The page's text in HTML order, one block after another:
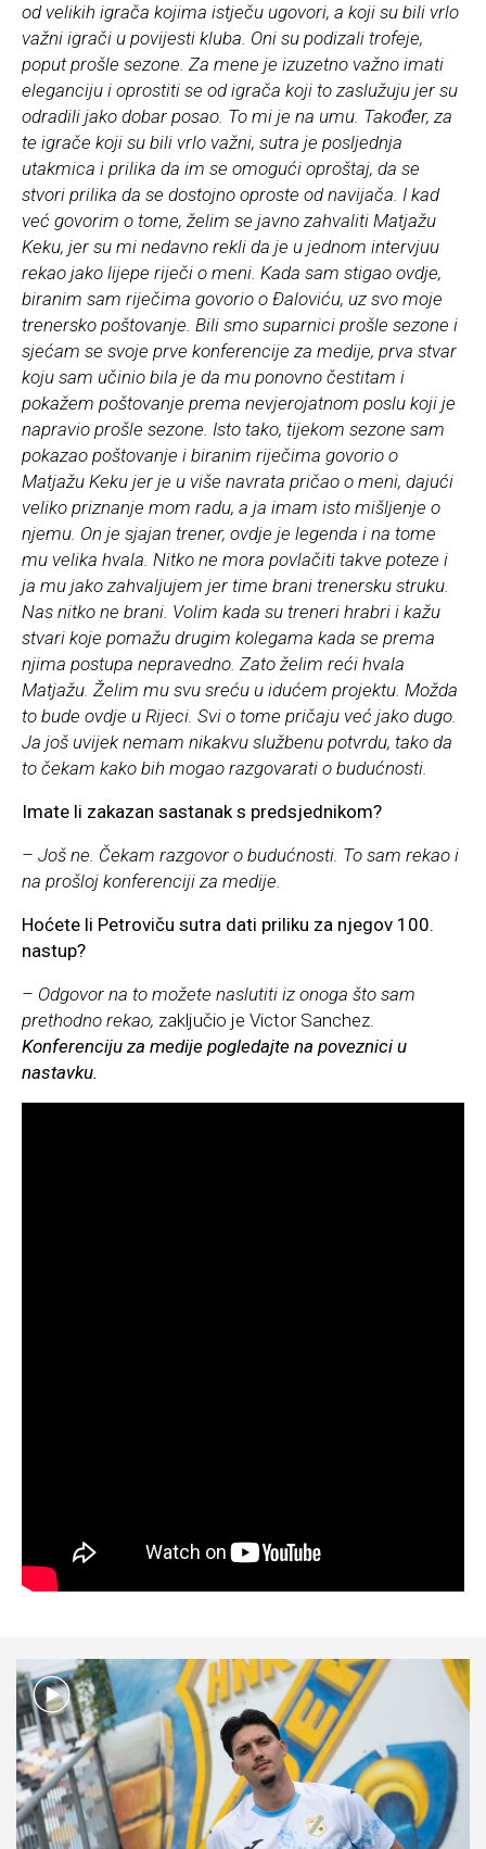
od velikih igrača kojima istječu ugovori, a koji su bili vrlo
važni igrači u povijesti kluba. Oni su podizali trofeje,
poput prošle sezone. Za mene je izuzetno važno imati
eleganciju i oprostiti se od igrača koji to zaslužuju jer su
odradili jako dobar posao. To mi je na umu. Također, za
te igrače koji su bili vrlo važni, sutra je posljednja
utakmica i prilika da im se omogući oproštaj, da se
stvori prilika da se dostojno oproste od navijača. I kad
već govorim o tome, želim se javno zahvaliti Matjažu
Keku, jer su mi nedavno rekli da je u jednom intervjuu
rekao jako lijepe riječi o meni. Kada sam stigao ovdje,
biranim sam riječima govorio o Đaloviću, uz svo moje
trenersko poštovanje. Bili smo suparnici prošle sezone i
sjećam se svoje prve konferencije za medije, prva stvar
koju sam učinio bila je da mu ponovno čestitam i
pokažem poštovanje prema nevjerojatnom poslu koji je
napravio prošle sezone. Isto tako, tijekom sezone sam
pokazao poštovanje i biranim riječima govorio o
Matjažu Keku jer je u više navrata pričao o meni, dajući
veliko priznanje mom radu, a ja imam isto mišljenje o
njemu. On je sjajan trener, ovdje je legenda i na tome
mu velika hvala. Nitko ne mora povlačiti takve poteze i
ja mu jako zahvaljujem jer time brani trenersku struku.
Nas nitko ne brani. Volim kada su treneri hrabri i kažu
stvari koje pomažu drugim kolegama kada se prema
njima postupa nepravedno. Zato želim reći hvala
Matjažu. Želim mu svu sreću u idućem projektu. Možda
to bude ovdje u Rijeci. Svi o tome pričaju već jako dugo.
Ja još uvijek nemam nikakvu službenu potvrdu, tako da
to čekam kako bih mogao razgovarati o budućnosti.
Imate li zakazan sastanak s predsjednikom?
– Još ne. Čekam razgovor o budućnosti. To sam rekao i
na prošloj konferenciji za medije.
Hoćete li Petroviču sutra dati priliku za njegov 100.
nastup?
– Odgovor na to možete naslutiti iz onoga što sam
prethodno rekao, zaključio je Victor Sanchez.
Konferenciju za medije pogledajte na poveznici u
nastavku.